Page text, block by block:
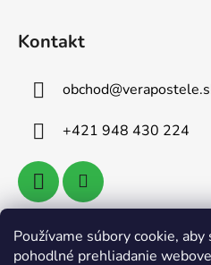
Používame súbory cookie,
pohodlné prehliadanie
Kontakt
obchod@
+421 948 430 224
Vyhľadávanie